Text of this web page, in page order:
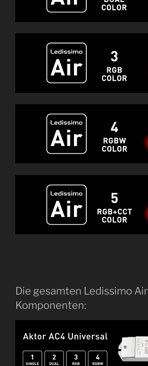
Die gesamten Ledissimo Air
Komponenten: